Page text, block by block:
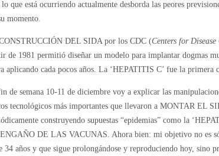
lo que está ocurriendo actualmente desborda las peores
momento.
DEL SIDA por los CDC (Centers for
de 1981 permitió diseñar un modelo para implantar dogmas
aplicando cada pocos años. La ‘HEPATITIS C’ fue la primera
de semana 10-11 de diciembre voy a explicar las
tecnológicos más importantes que llevaron a MONTAR EL
construyendo supuestas “epidemias” como la
DE LAS VACUNAS. Ahora bien: mi objetivo no es
34 años y que sigue prolongándose y reproduciendo hoy, sino